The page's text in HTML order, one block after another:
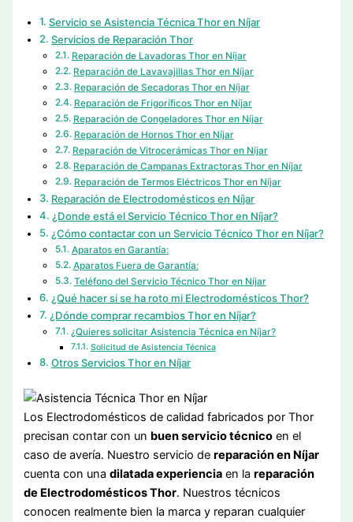
Servicio se Asistencia Técnica Thor en Níjar
Servicios de Reparación Thor
Reparación de Lavadoras Thor en Níjar
Reparación de Lavavajillas Thor en Níjar
Reparación de Secadoras Thor en Níjar
Reparación de Frigoríficos Thor en Níjar
Reparación de Congeladores Thor en Níjar
Reparación de Hornos Thor en Níjar
Reparación de Vitrocerámicas Thor en Níjar
Reparación de Campanas Extractoras Thor en Níjar
Reparación de Termos Eléctricos Thor en Níjar
Reparación de Electrodomésticos en Níjar
¿Donde está el Servicio Técnico Thor en Níjar?
¿Cómo contactar con un Servicio Técnico Thor en Níjar?
Aparatos en Garantía:
Aparatos Fuera de Garantía:
Teléfono del Servicio Técnico Thor en Níjar
¿Qué hacer si se ha roto mi Electrodomésticos Thor?
¿Dónde comprar recambios Thor en Níjar?
¿Quieres solicitar Asistencia Técnica en Níjar?
Solicitud de Asistencia Técnica
Otros Servicios Thor en Níjar
Los Electrodomésticos de calidad fabricados por Thor
precisan contar con un buen servicio técnico en el
caso de avería. Nuestro servicio dereparación en Níjar
cuenta con unadilatada experiencia en lareparación
de Electrodomésticos Thor. Nuestros técnicos
conocen realmente bien la marca y reparan cualquier